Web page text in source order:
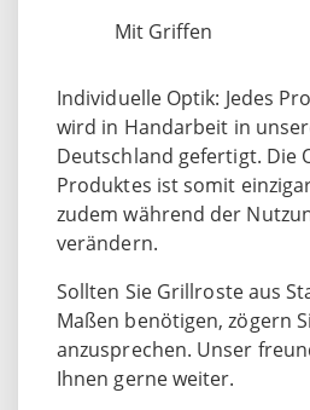
Mit Griffen
Individuelle Optik: Jedes
wird in Handarbeit in
Deutschland gefertigt. Die
Produktes ist somit
zudem während der
verändern.
Sollten Sie Grillroste aus
Maßen benötigen, zögern
anzusprechen. Unser
Ihnen gerne weiter.